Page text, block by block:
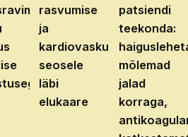
rasvumise
ja
kardiovaskulaarhaiguste
seosele
läbi
elukaare
patsiendi
teekonda:
mõlemad
jalad
korraga,